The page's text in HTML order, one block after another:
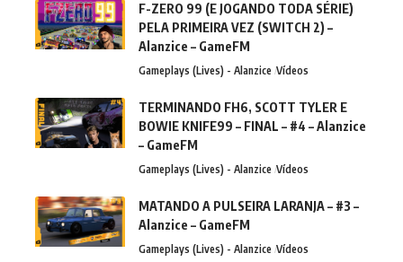
F-ZERO 99 (E JOGANDO TODA SÉRIE)
PELA PRIMEIRA VEZ (SWITCH 2) –
Alanzice – GameFM
Gameplays (Lives) - Alanzice Vídeos
TERMINANDO FH6, SCOTT TYLER E
BOWIE KNIFE99 – FINAL – #4 – Alanzice
– GameFM
Gameplays (Lives) - Alanzice Vídeos
MATANDO A PULSEIRA LARANJA – #3 –
Alanzice – GameFM
Gameplays (Lives) - Alanzice Vídeos